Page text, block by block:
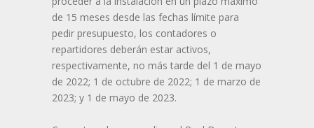
de 15 meses desde las fechas límite para
pedir presupuesto, los contadores o
repartidores deberán estar activos,
respectivamente, no más tarde del 1 de mayo
de 2022; 1 de octubre de 2022; 1 de marzo de
2023; y 1 de mayo de 2023.